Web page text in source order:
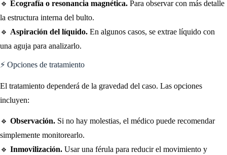
🔹 Ecografía o resonancia magnética. Para observar con más detalle
la estructura interna del bulto.
🔹 Aspiración del líquido. En algunos casos, se extrae líquido con
una aguja para analizarlo.
⚡ Opciones de tratamiento
El tratamiento dependerá de la gravedad del caso. Las opciones
incluyen:
🔹 Observación. Si no hay molestias, el médico puede recomendar
simplemente monitorearlo.
🔹 Inmovilización. Usar una férula para reducir el movimiento y